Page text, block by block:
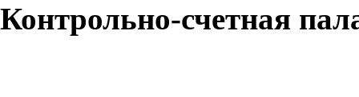
Контрольно-счетная